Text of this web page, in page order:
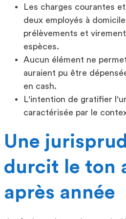
Les charges courantes
deux employés à
prélèvements et
espèces.
Aucun élément ne
auraient pu être
en cash.
L'intention de gratifier
caractérisée par le
Une
durcit le ton
après année